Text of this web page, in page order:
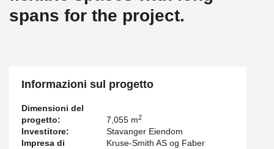
spans for the project.
Informazioni sul progetto
Dimensioni del
progetto:
7,055 m2
Investitore:
Stavanger Eiendom
Impresa di
Kruse-Smith AS og Faber